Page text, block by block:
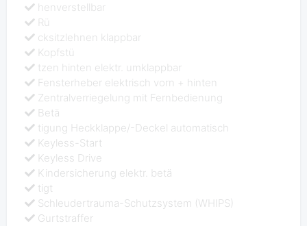
henverstellbar
Rü
cksitzlehnen klappbar
Kopfstü
tzen hinten elektr. umklappbar
Fensterheber elektrisch vorn + hinten
Zentralverriegelung mit Fernbedienung
Betä
tigung Heckklappe/-Deckel automatisch
Keyless-Start
Keyless Drive
Kindersicherung elektr. betä
tigt
Schleudertrauma-Schutzsystem (WHIPS)
Gurtstraffer